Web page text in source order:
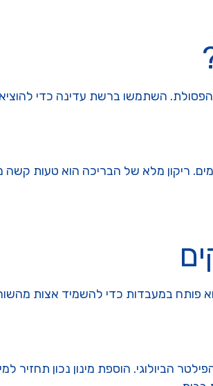
השתמשו ברשת עדינה כדי להוציא
ריקון מלא של הבריכה הוא טעות קשה
פותח במעבדות כדי להשמיד אצות
הביולוגי. הוספת מינון נכון תחזיר